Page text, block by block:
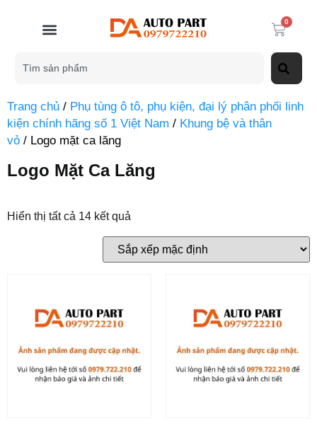
0
Trang chủ / Phụ tùng ô tô, phụ kiện, đại lý phân phối linh
kiện chính hãng số 1 Việt Nam / Khung bệ và thân
vỏ / Logo mặt ca lăng
Logo Mặt Ca Lăng
Hiển thị tất cả 14 kết quả